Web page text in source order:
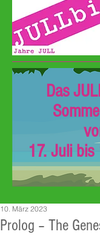
Das
17. Juli
Prolog – The
10. März 2023